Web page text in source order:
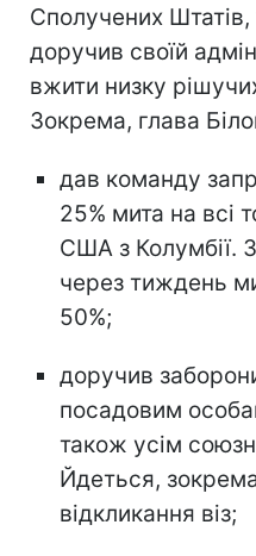
Сполучених
доручив своїй
вжити низку
Зокрема, глава
дав команду
25% мита на всі
США з Колумбії.
через тиждень
50%;
доручив
посадовим
також усім
Йдеться,
відкликання віз;